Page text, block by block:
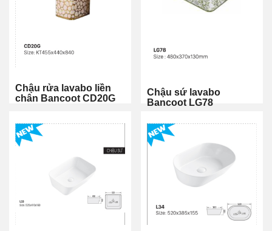
Chậu rửa lavabo liền
chân Bancoot CD20G
Chậu sứ lavabo
Bancoot LG78